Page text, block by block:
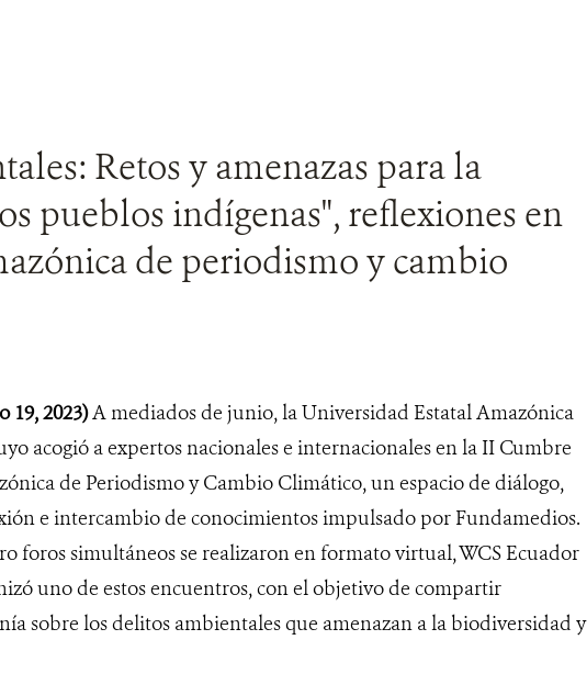
Retos y amenazas para la
pueblos indígenas", reflexiones en
de periodismo y cambio
19, 2023)A mediados de junio, la Universidad Estatal Amazónica
acogió a expertos nacionales e internacionales en la II Cumbre
de Periodismo y Cambio Climático, un espacio de diálogo,
e intercambio de conocimientos impulsado por Fundamedios.
foros simultáneos se realizaron en formato virtual, WCS Ecuador
uno de estos encuentros, con el objetivo de compartir
sobre los delitos ambientales que amenazan a la biodiversidad y